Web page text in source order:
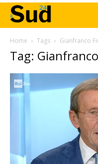
Home Tags Gianfranco
Tag: